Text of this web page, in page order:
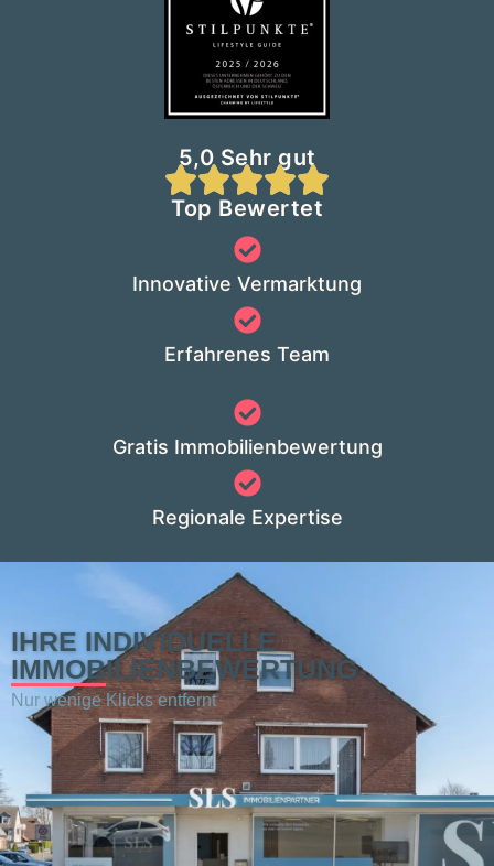
5,0 Sehr gut
Top Bewertet
Innovative Vermarktung
Erfahrenes Team
Gratis Immobilienbewertung
Regionale Expertise
IHRE INDIVIDUELLE
IMMOBILIENBEWERTUNG
Nur wenige Klicks entfernt